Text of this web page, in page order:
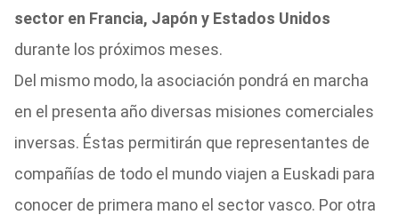
sector en Francia, Japón y Estados Unidos
durante los próximos meses.
Del mismo modo, la asociación pondrá en marcha
en el presenta año diversas misiones comerciales
inversas. Éstas permitirán que representantes de
compañías de todo el mundo viajen a Euskadi para
conocer de primera mano el sector vasco. Por otra